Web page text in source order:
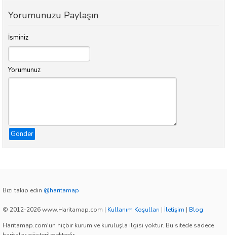
Yorumunuzu Paylaşın
İsminiz
Yorumunuz
Gönder
Bizi takip edin @haritamap
© 2012-2026 www.Haritamap.com | Kullanım Koşulları | İletişim | Blog
Haritamap.com'un hiçbir kurum ve kuruluşla ilgisi yoktur. Bu sitede sadece